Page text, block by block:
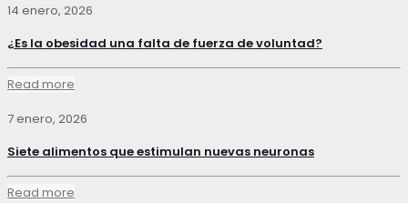
14 enero, 2026
¿Es la obesidad una falta de fuerza de voluntad?
Read more
7 enero, 2026
Siete alimentos que estimulan nuevas neuronas
Read more